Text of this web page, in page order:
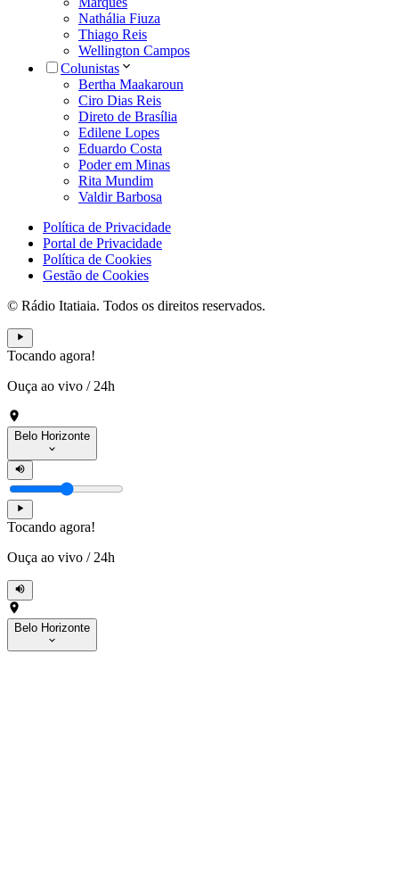
Nathália Fiuza
Thiago Reis
Wellington Campos
Colunistas
Bertha Maakaroun
Ciro Dias Reis
Direto de Brasília
Edilene Lopes
Eduardo Costa
Poder em Minas
Rita Mundim
Valdir Barbosa
Política de Privacidade
Portal de Privacidade
Política de Cookies
Gestão de Cookies
© Rádio Itatiaia. Todos os direitos reservados.
Tocando agora!
Ouça ao vivo / 24h
Belo Horizonte
Tocando agora!
Ouça ao vivo / 24h
Belo Horizonte